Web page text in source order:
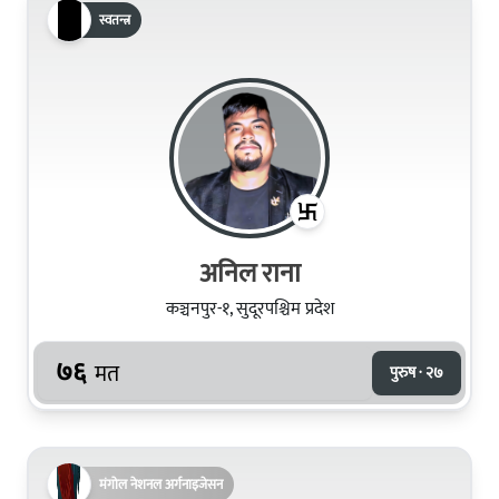
स्वतन्त्र
अनिल राना
कञ्चनपुर-१, सुदूरपश्चिम प्रदेश
७६ मत पुरुष · २७
मंगोल नेशनल अर्गनाइजेसन